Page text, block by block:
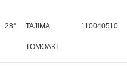
28° TAJIMA
TOMOAKI
110040510